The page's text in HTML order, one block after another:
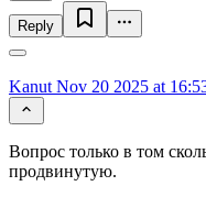
Reply
Kanut Nov 20 2025 at
Вопрос только в том
продвинутую.